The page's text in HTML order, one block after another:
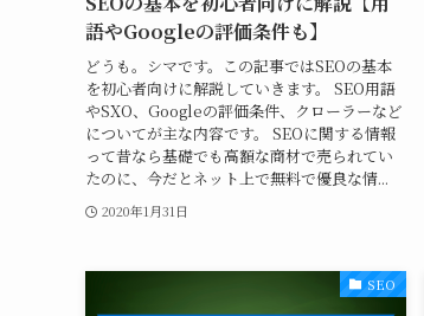
語やGoogleの評価条件も】
どうも。シマです。この記事ではSEOの基本
を初心者向けに解説していきます。 SEO用語
やSXO、Googleの評価条件、クローラーなど
についてが主な内容です。 SEOに関する情報
って昔なら基礎でも高額な商材で売られてい
たのに、今だとネット上で無料で優良な情...
2020年1月31日
SEO